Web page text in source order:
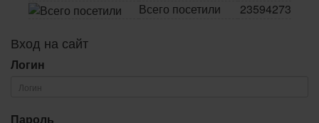
Всего посетили
23594273
Вход на сайт
Логин
Пароль